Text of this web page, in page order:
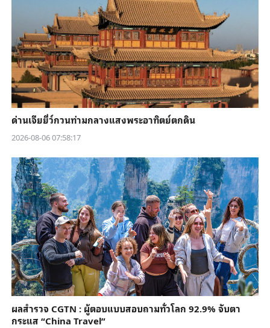
ด่านเจียยี่ว์กวนท่ามกลางแสงพระอาทิตย์ตกดิน
2026-08-06 07:58:17
ผลสำรวจ CGTN : ผู้ตอบแบบสอบถามทั่วโลก 92.9% จับตา
กระแส “China Travel”